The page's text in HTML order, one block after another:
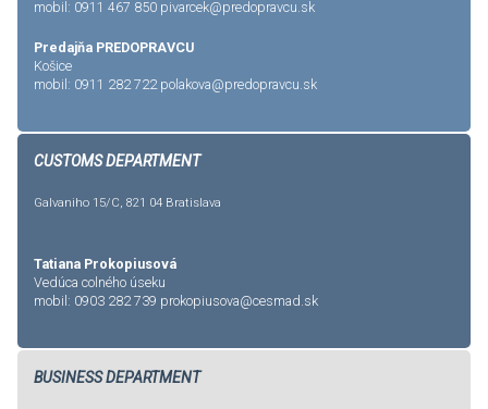
mobil: 0911 467 850 pivarcek@predopravcu.sk
Predajňa PREDOPRAVCU
Košice
mobil: 0911 282 722 polakova@predopravcu.sk
CUSTOMS DEPARTMENT
Galvaniho 15/C, 821 04 Bratislava
Tatiana Prokopiusová
Vedúca colného úseku
mobil: 0903 282 739 prokopiusova@cesmad.sk
BUSINESS DEPARTMENT